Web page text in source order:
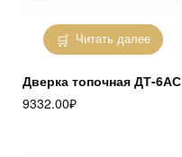
Читать далее
Дверка топочная ДТ-6АС
9332.00₽